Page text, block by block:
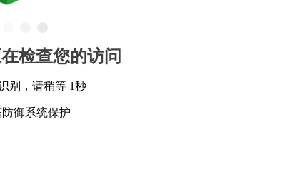
检查您的访问
别，请稍等 1秒
御系统保护